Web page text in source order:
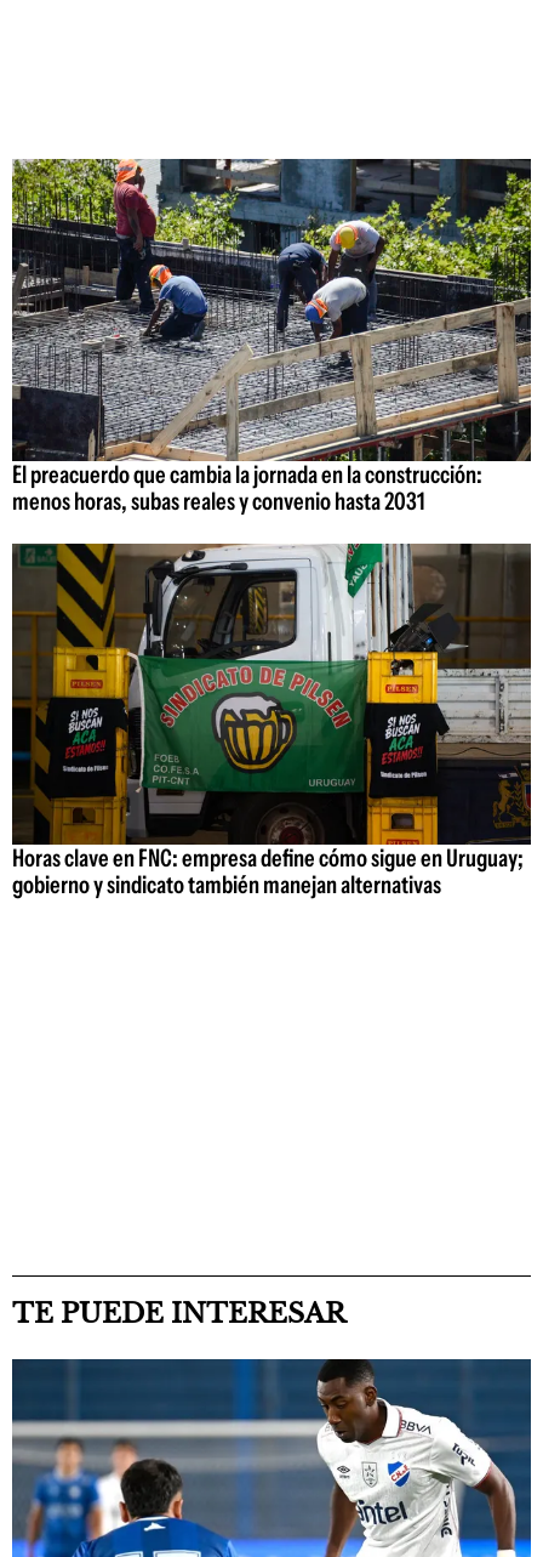
El preacuerdo que cambia la jornada en la construcción:
menos horas, subas reales y convenio hasta 2031
Horas clave en FNC: empresa define cómo sigue en Uruguay;
gobierno y sindicato también manejan alternativas
TE PUEDE INTERESAR